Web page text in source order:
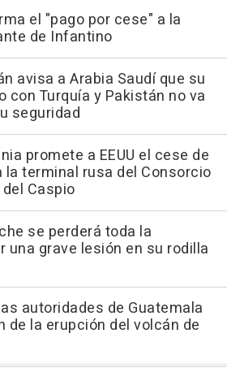
el "pago por cese" a la
de Infantino
avisa a Arabia Saudí que su
con Turquía y Pakistán no va
seguridad
promete a EEUU el cese de
la terminal rusa del Consorcio
Caspio
se perderá toda la
una grave lesión en su rodilla
autoridades de Guatemala
de la erupción del volcán de